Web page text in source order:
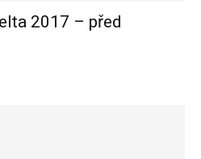
2017 – před